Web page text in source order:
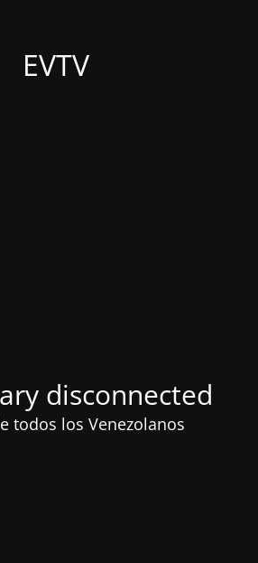
EVTV
disconnected
todos los Venezolanos